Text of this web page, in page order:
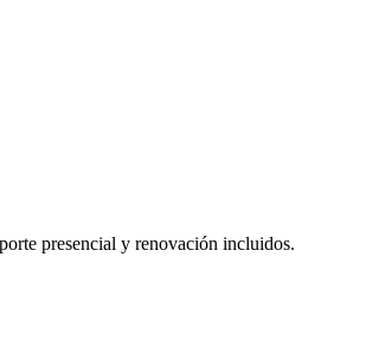
presencial y renovación incluidos.